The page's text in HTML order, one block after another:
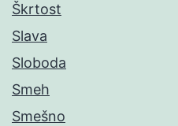
Škrtost
Slava
Sloboda
Smeh
Smešno